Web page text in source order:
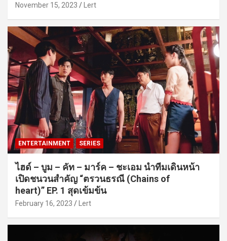
November 15, 2023 Lert
ENTERTAINMENT SERIES
ไฮด์ – บูม – คัท – มาร์ค – ชะเอม นำทีมเดินหน้า
เปิดชนวนสำคัญ “ตรวนธรณี (Chains of
heart)” EP. 1 สุดเข้มข้น
February 16, 2023 Lert